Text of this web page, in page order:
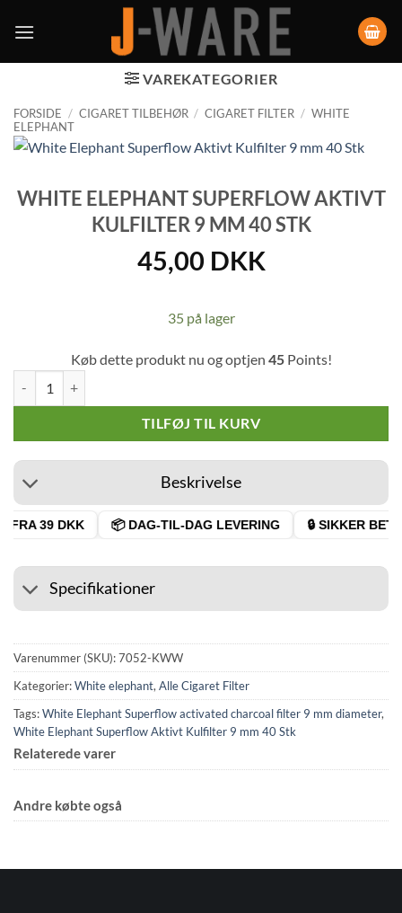
VAREKATEGORIER
FORSIDE / CIGARET TILBEHØR / CIGARET FILTER / WHITE
ELEPHANT
WHITE ELEPHANT SUPERFLOW AKTIVT
KULFILTER 9 MM 40 STK
45,00 DKK
35 på lager
Køb dette produkt nu og optjen 45Points!
TILFØJ TIL KURV
Beskrivelse
39 DKK 📦 DAG-TIL-DAG LEVERING 🔒 SIKKER
Specifikationer
Varenummer (SKU):7052-KWW
Kategorier:White elephant, Alle Cigaret Filter
Tags:White Elephant Superflow activated charcoal filter 9 mm diameter,
White Elephant Superflow Aktivt Kulfilter 9 mm 40 Stk
Relaterede varer
Andre købte også